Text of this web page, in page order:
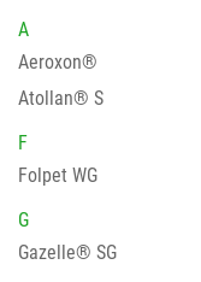
A
Aeroxon®
Atollan® S
F
Folpet WG
G
Gazelle® SG